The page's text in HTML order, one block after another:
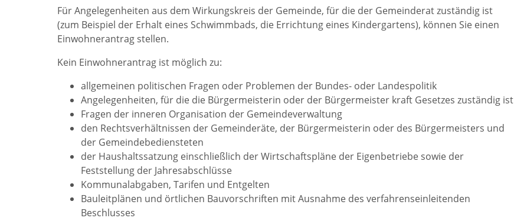
Für Angelegenheiten aus dem Wirkungskreis der Gemeinde, für die der Gemeinderat zuständig ist
(zum Beispiel der Erhalt eines Schwimmbads, die Errichtung eines Kindergartens), können Sie einen
Einwohnerantrag stellen.
Kein Einwohnerantrag ist möglich zu:
allgemeinen politischen Fragen oder Problemen der Bundes- oder Landespolitik
Angelegenheiten, für die die Bürgermeisterin oder der Bürgermeister kraft Gesetzes zuständig ist
Fragen der inneren Organisation der Gemeindeverwaltung
den Rechtsverhältnissen der Gemeinderäte, der Bürgermeisterin oder des Bürgermeisters und
der Gemeindebediensteten
der Haushaltssatzung einschließlich der Wirtschaftspläne der Eigenbetriebe sowie der
Feststellung der Jahresabschlüsse
Kommunalabgaben, Tarifen und Entgelten
Bauleitplänen und örtlichen Bauvorschriften mit Ausnahme des verfahrenseinleitenden
Beschlusses